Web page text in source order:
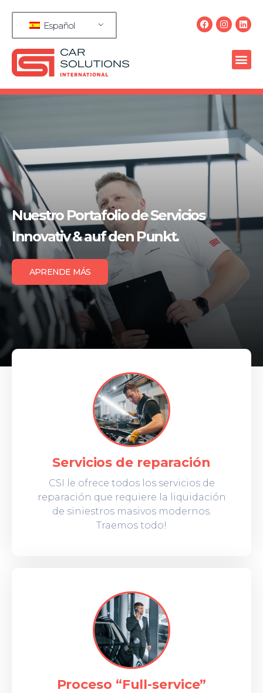
Español
Nuestro Portafolio de Servicios
Innovativ & auf den Punkt.
APRENDE MÁS
Servicios de reparación
CSI le ofrece todos los servicios de
reparación que requiere la liquidación
de siniestros masivos modernos.
Traemos todo!
Proceso “Full-service”